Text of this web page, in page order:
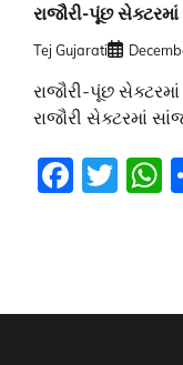
રાજૌરી-પૂંછ
Tej Gujarati
રાજૌરી-પૂંછ
રાજૌરી સેક્ટરમાં